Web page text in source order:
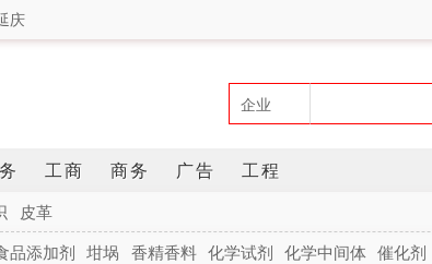
庆
工商 商务 广告 工程
皮革
品添加剂 坩埚 香精香料 化学试剂 化学中间体 催化剂